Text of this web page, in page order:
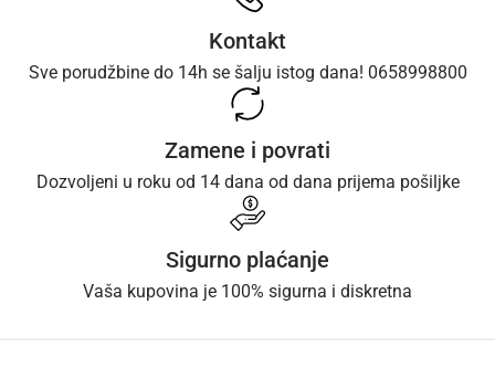
Kontakt
Sve porudžbine do 14h se šalju istog dana! 0658998800
Zamene i povrati
Dozvoljeni u roku od 14 dana od dana prijema pošiljke
Sigurno plaćanje
Vaša kupovina je 100% sigurna i diskretna